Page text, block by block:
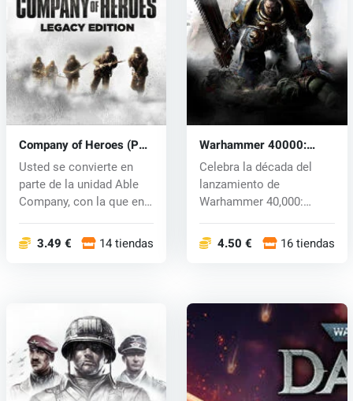
Company of Heroes (PC)
CD key
Usted se convierte en
parte de la unidad Able
Company, con la que en
3.49 € 14 tiendas
Warhammer 40000:
Space Marine (PC) CD
key
Celebra la década del
lanzamiento de
Warhammer 40,000:
4.50 € 16 tiendas